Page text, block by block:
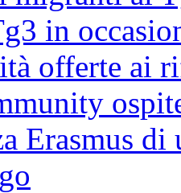
in
offerte ai
Erasmus